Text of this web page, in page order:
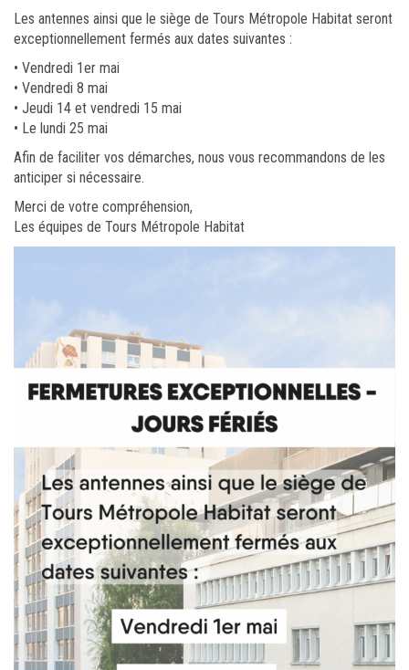
Les antennes ainsi que le siège de Tours Métropole Habitat seront
exceptionnellement fermés aux dates suivantes :
• Vendredi 1er mai
• Vendredi 8 mai
• Jeudi 14 et vendredi 15 mai
• Le lundi 25 mai
Afin de faciliter vos démarches, nous vous recommandons de les
anticiper si nécessaire.
Merci de votre compréhension,
Les équipes de Tours Métropole Habitat